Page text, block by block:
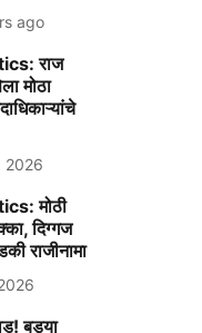
ago
राज
मोठा
2026
मोठी
दिग्गज
राजीनामा
बड्या